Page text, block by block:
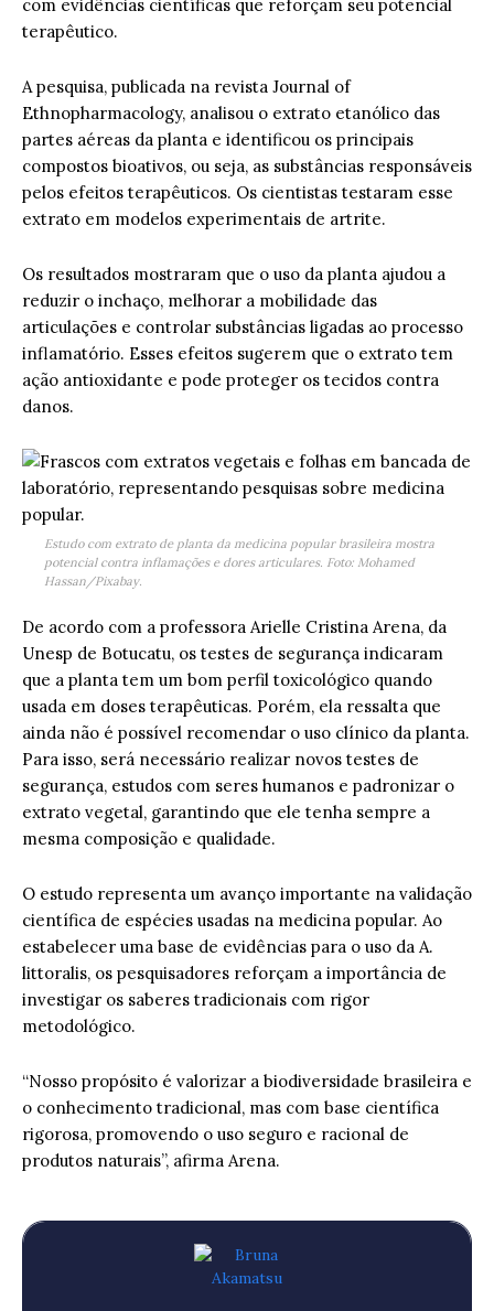
com evidências científicas que reforçam seu potencial
terapêutico.
A pesquisa, publicada na revista Journal of
Ethnopharmacology, analisou o extrato etanólico das
partes aéreas da planta e identificou os principais
compostos bioativos, ou seja, as substâncias responsáveis
pelos efeitos terapêuticos. Os cientistas testaram esse
extrato em modelos experimentais de artrite.
Os resultados mostraram que o uso da planta ajudou a
reduzir o inchaço, melhorar a mobilidade das
articulações e controlar substâncias ligadas ao processo
inflamatório. Esses efeitos sugerem que o extrato tem
ação antioxidante e pode proteger os tecidos contra
danos.
Estudo com extrato de planta da medicina popular brasileira mostra
potencial contra inflamações e dores articulares. Foto: Mohamed
Hassan/Pixabay.
De acordo com a professora Arielle Cristina Arena, da
Unesp de Botucatu, os testes de segurança indicaram
que a planta tem um bom perfil toxicológico quando
usada em doses terapêuticas. Porém, ela ressalta que
ainda não é possível recomendar o uso clínico da planta.
Para isso, será necessário realizar novos testes de
segurança, estudos com seres humanos e padronizar o
extrato vegetal, garantindo que ele tenha sempre a
mesma composição e qualidade.
O estudo representa um avanço importante na validação
científica de espécies usadas na medicina popular. Ao
estabelecer uma base de evidências para o uso da A.
littoralis, os pesquisadores reforçam a importância de
investigar os saberes tradicionais com rigor
metodológico.
“Nosso propósito é valorizar a biodiversidade brasileira e
o conhecimento tradicional, mas com base científica
rigorosa, promovendo o uso seguro e racional de
produtos naturais”, afirma Arena.